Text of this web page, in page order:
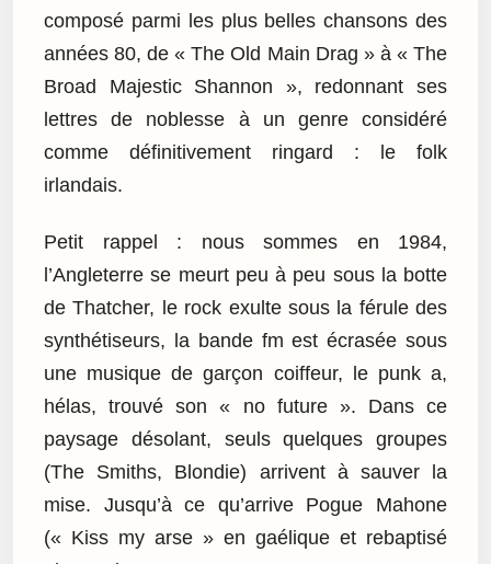
composé parmi les plus belles chansons des
années 80, de « The Old Main Drag » à « The
Broad Majestic Shannon », redonnant ses
lettres de noblesse à un genre considéré
comme définitivement ringard : le folk
irlandais.
Petit rappel : nous sommes en 1984,
l’Angleterre se meurt peu à peu sous la botte
de Thatcher, le rock exulte sous la férule des
synthétiseurs, la bande fm est écrasée sous
une musique de garçon coiffeur, le punk a,
hélas, trouvé son « no future ». Dans ce
paysage désolant, seuls quelques groupes
(The Smiths, Blondie) arrivent à sauver la
mise. Jusqu’à ce qu’arrive Pogue Mahone
(« Kiss my arse » en gaélique et rebaptisé